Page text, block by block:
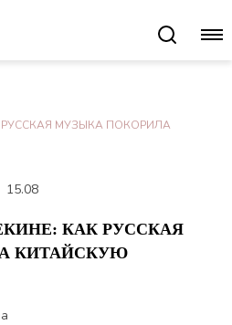
РУССКАЯ МУЗЫКА ПОКОРИЛА
15.08
КАК РУССКАЯ
КИТАЙСКУЮ